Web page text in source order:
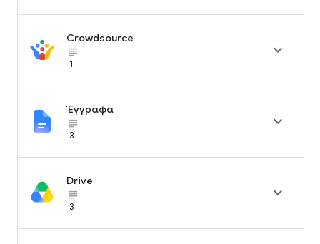
Crowdsource
subject_black
1

Έγγραφα
subject_black
3

Drive
subject_black
3
